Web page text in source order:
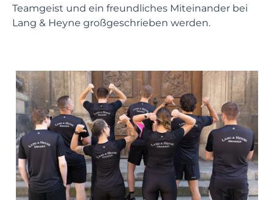
Teamgeist und ein freundliches Miteinander bei
Lang & Heyne großgeschrieben werden.